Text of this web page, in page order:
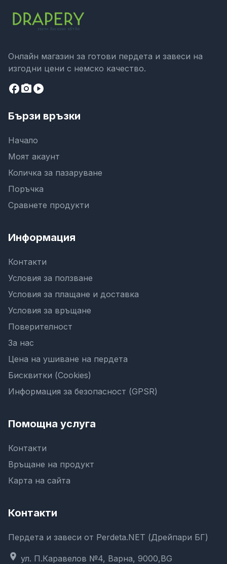
Онлайн магазин за готови пердета и завеси на
изгодни цени с немско качество.
facebookcamera_altplay_circle
Бързи връзки
Начало
Моят акаунт
Количка за пазаруване
Поръчка
Сравнете продукти
Информация
Контакти
Условия за ползване
Условия за плащане и доставка
Условия за връщане
Поверителност
За нас
Цена на ушиване на пердета
Бисквитки (Cookies)
Информация за безопасност (GPSR)
Помощна услуга
Контакти
Връщане на продукт
Карта на сайта
Контакти
Пердета и завеси от Perdeta.NET (Дрейпари БГ)
location_on ул. П.Каравелов №4, Варна, 9000,BG